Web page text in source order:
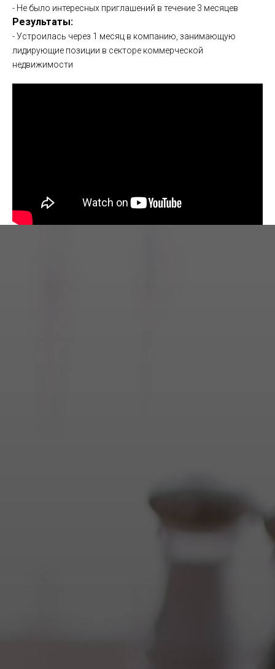
- Не было интересных приглашений в течение 3 месяцев
Результаты:
- Устроилась через 1 месяц в компанию, занимающую
лидирующие позиции в секторе коммерческой
недвижимости